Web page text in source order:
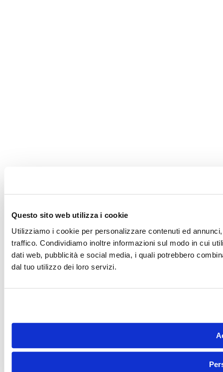
Questo sito web utilizza i cookie
Utilizziamo i cookie per personalizzare contenuti ed
traffico. Condividiamo inoltre informazioni sul modo in cui
dati web, pubblicità e social media, i quali potrebbero
dal tuo utilizzo dei loro servizi.